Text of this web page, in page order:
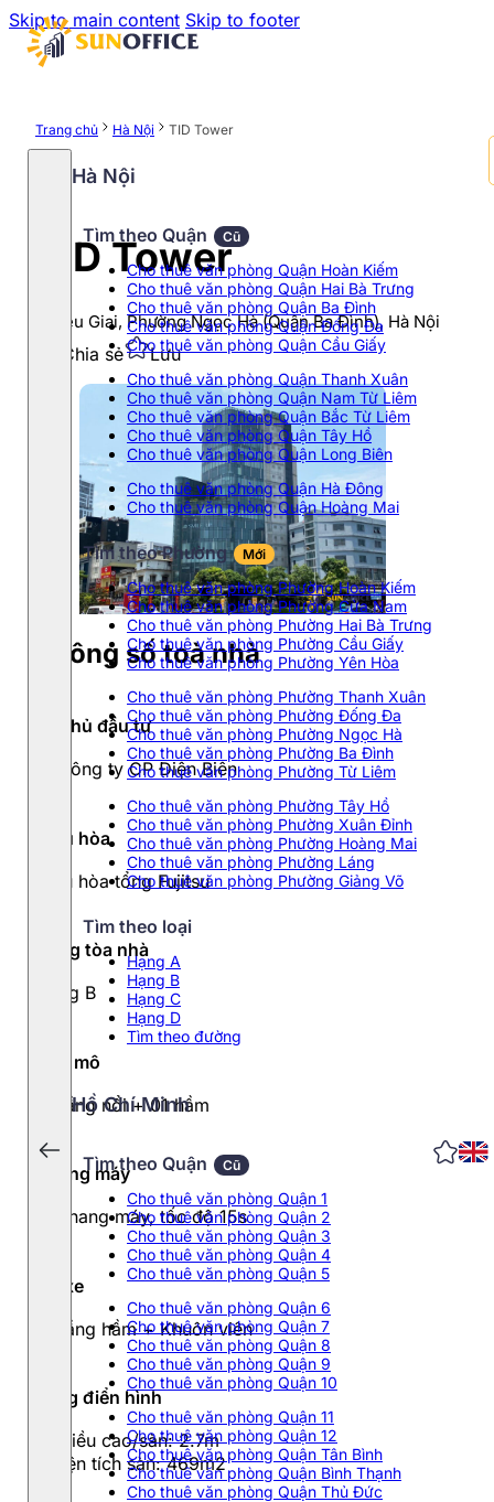
Skip to main content Skip to footer
Hà Nội
Tìm theo Quận Cũ
Cho thuê văn phòng Quận Hoàn Kiếm
Cho thuê văn phòng Quận Hai Bà Trưng
Cho thuê văn phòng Quận Ba Đình
Cho thuê văn phòng Quận Đống Đa
Cho thuê văn phòng Quận Cầu Giấy
Cho thuê văn phòng Quận Thanh Xuân
Cho thuê văn phòng Quận Nam Từ Liêm
Cho thuê văn phòng Quận Bắc Từ Liêm
Cho thuê văn phòng Quận Tây Hồ
Cho thuê văn phòng Quận Long Biên
Cho thuê văn phòng Quận Hà Đông
Cho thuê văn phòng Quận Hoàng Mai
Tìm theo Phường Mới
Cho thuê văn phòng Phường Hoàn Kiếm
Cho thuê văn phòng Phường Cửa Nam
Cho thuê văn phòng Phường Hai Bà Trưng
Cho thuê văn phòng Phường Cầu Giấy
Cho thuê văn phòng Phường Yên Hòa
Cho thuê văn phòng Phường Thanh Xuân
Cho thuê văn phòng Phường Đống Đa
Cho thuê văn phòng Phường Ngọc Hà
Cho thuê văn phòng Phường Ba Đình
Cho thuê văn phòng Phường Từ Liêm
Cho thuê văn phòng Phường Tây Hồ
Cho thuê văn phòng Phường Xuân Đỉnh
Cho thuê văn phòng Phường Hoàng Mai
Cho thuê văn phòng Phường Láng
Cho thuê văn phòng Phường Giảng Võ
Tìm theo loại
Hạng A
Hạng B
Hạng C
Hạng D
Tìm theo đường
Hồ Chí Minh
Tìm theo Quận Cũ
Cho thuê văn phòng Quận 1
Cho thuê văn phòng Quận 2
Cho thuê văn phòng Quận 3
Cho thuê văn phòng Quận 4
Cho thuê văn phòng Quận 5
Cho thuê văn phòng Quận 6
Cho thuê văn phòng Quận 7
Cho thuê văn phòng Quận 8
Cho thuê văn phòng Quận 9
Cho thuê văn phòng Quận 10
Cho thuê văn phòng Quận 11
Cho thuê văn phòng Quận 12
Cho thuê văn phòng Quận Tân Bình
Cho thuê văn phòng Quận Bình Thạnh
Cho thuê văn phòng Quận Thủ Đức
Trang chủ Hà Nội TID Tower
TID Tower
4 Liễu Giai, Phường Ngọc Hà (Quận Ba Đình), Hà Nội
Chia sẻ Lưu
Thông số toà nhà
Chủ đầu tư
Công ty CP Điện Biên
Điều hòa
Điều hòa tổng Fujitsu
Hạng tòa nhà
Hạng B
Quy mô
15 tầng nổi + 01 hầm
Thang máy
03 thang máy, tốc độ 15s
Đỗ xe
01 tầng hầm + Khuôn viên
Tầng điển hình
- Chiều cao/sàn: 2.7m
- Diện tích sàn: 469m2